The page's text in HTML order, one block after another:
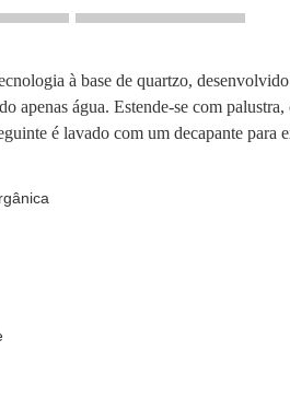
à base de quartzo,
apenas água. Estende-se com
é lavado com um decapante para